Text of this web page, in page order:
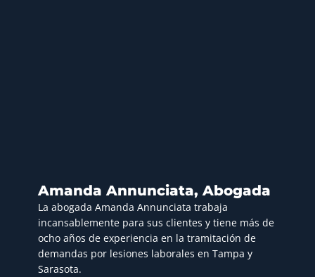
Amanda Annunciata, Abogada
La abogada Amanda Annunciata trabaja
incansablemente para sus clientes y tiene más de
ocho años de experiencia en la tramitación de
demandas por lesiones laborales en Tampa y
Sarasota.